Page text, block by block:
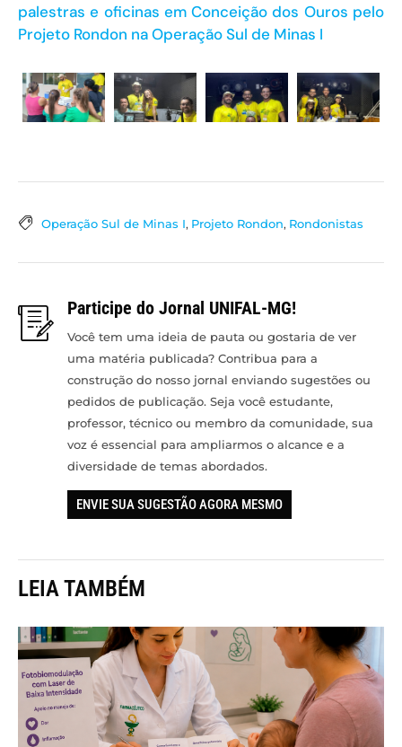
palestras e oficinas em Conceição dos Ouros pelo
Projeto Rondon na Operação Sul de Minas I
Operação Sul de Minas I, Projeto Rondon, Rondonistas
Participe do Jornal UNIFAL-MG!
Você tem uma ideia de pauta ou gostaria de ver
uma matéria publicada? Contribua para a
construção do nosso jornal enviando sugestões ou
pedidos de publicação. Seja você estudante,
professor, técnico ou membro da comunidade, sua
voz é essencial para ampliarmos o alcance e a
diversidade de temas abordados.
ENVIE SUA SUGESTÃO AGORA MESMO
LEIA TAMBÉM